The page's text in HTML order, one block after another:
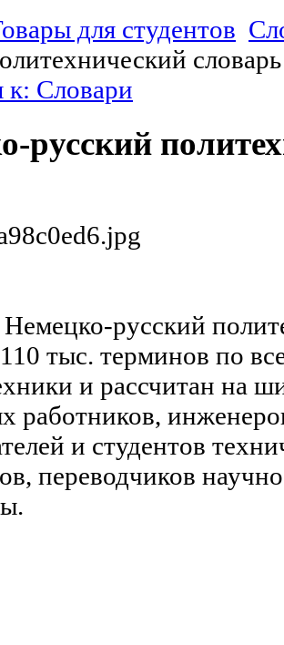
для студентов
словарь
к: Словари
русский
Немецко-русский
тыс. терминов по
и рассчитан на
работников,
и студентов
переводчиков